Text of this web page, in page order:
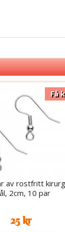
Få
av rostfritt
2cm, 10 par
25 kr